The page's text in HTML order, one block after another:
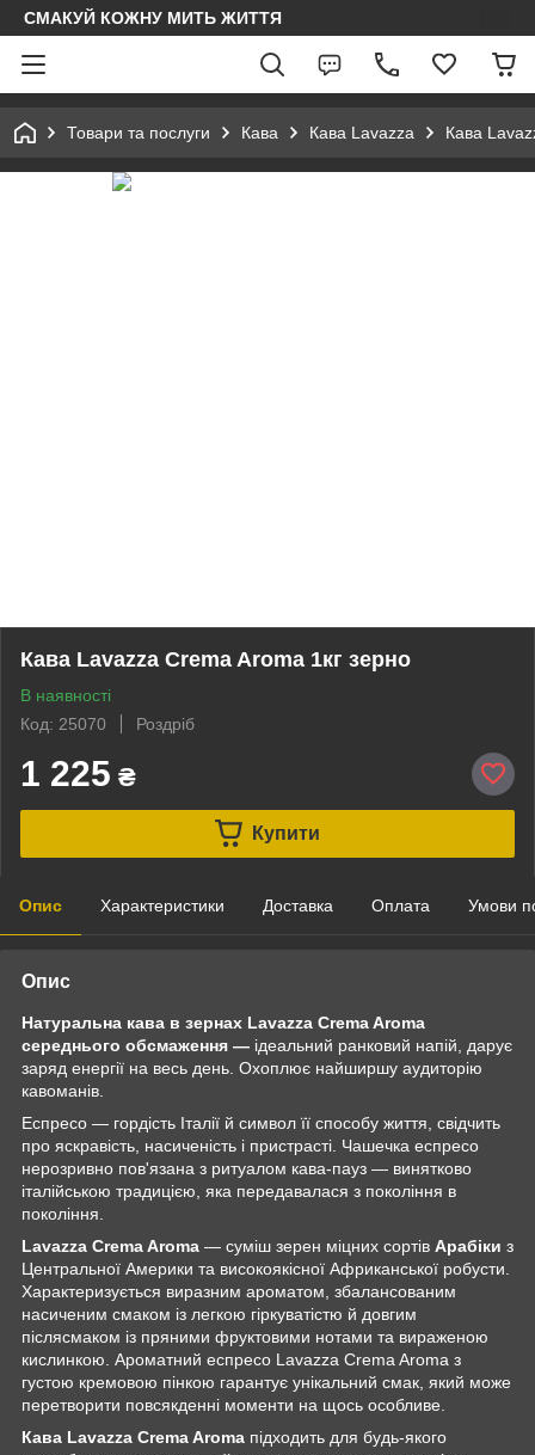
СМАКУЙ КОЖНУ МИТЬ ЖИТТЯ
Товари та послуги Кава Кава Lavazza Кава
Кава Lavazza Crema Aroma 1кг зерно
В наявності
Код: 25070
Роздріб
1 225 ₴
Купити
Опис Характеристики Доставка Оплата Умови
Опис
Натуральна кава в зернах Lavazza Crema Aroma
середнього обсмаження — ідеальний ранковий напій, дарує
заряд енергії на весь день. Охоплює найширшу аудиторію
кавоманів.
Еспресо — гордість Італії й символ її способу життя, свідчить
про яскравість, насиченість і пристрасті. Чашечка еспресо
нерозривно пов'язана з ритуалом кава-пауз — винятково
італійською традицією, яка передавалася з покоління в
покоління.
Lavazza Crema Aroma — суміш зерен міцних сортів Арабіки з
Центральної Америки та високоякісної Африканської робусти.
Характеризується виразним ароматом, збалансованим
насиченим смаком із легкою гіркуватістю й довгим
післясмаком із пряними фруктовими нотами та вираженою
кислинкою. Ароматний еспресо Lavazza Crema Aroma з
густою кремовою пінкою гарантує унікальний смак, який може
перетворити повсякденні моменти на щось особливе.
Кава Lavazza Crema Aroma підходить для будь-якого